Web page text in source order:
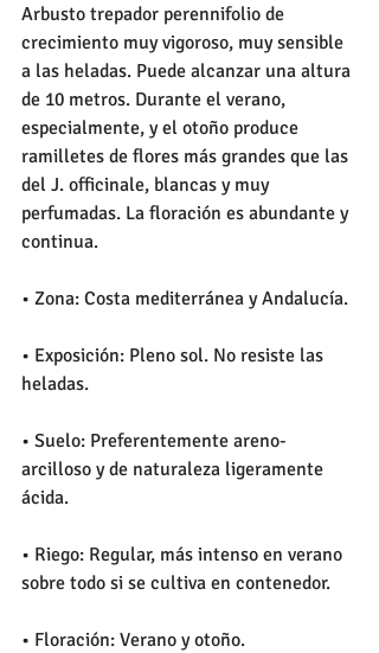
Arbusto trepador perennifolio de
crecimiento muy vigoroso, muy sensible
a las heladas. Puede alcanzar una altura
de 10 metros. Durante el verano,
especialmente, y el otoño produce
ramilletes de flores más grandes que las
del J. officinale, blancas y muy
perfumadas. La floración es abundante y
continua.
• Zona: Costa mediterránea y Andalucía.
• Exposición: Pleno sol. No resiste las
heladas.
• Suelo: Preferentemente areno-
arcilloso y de naturaleza ligeramente
ácida.
• Riego: Regular, más intenso en verano
sobre todo si se cultiva en contenedor.
• Floración: Verano y otoño.